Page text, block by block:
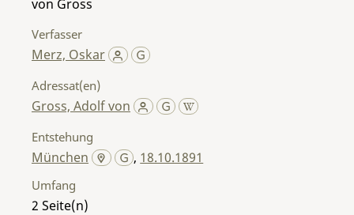
von Gross
Verfasser
Merz, Oskar
Adressat(en)
Gross, Adolf von
Entstehung
München , 18.10.1891
Umfang
2